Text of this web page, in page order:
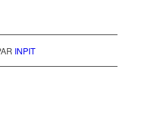
INPIT